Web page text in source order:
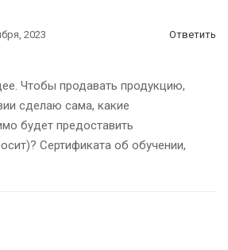
2023 Ответить
Чтобы продавать продукцию,
сделаю сама, какие
будет предоставить
Сертификата об обучении,